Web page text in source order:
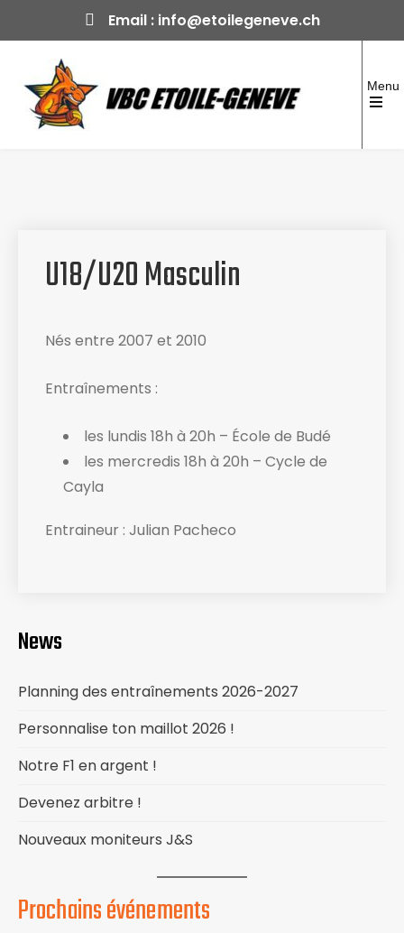
to
content
Email : info@etoilegeneve.ch
Menu
U18/U20 Masculin
Nés entre 2007 et 2010
Entraînements :
les lundis 18h à 20h – École de Budé
les mercredis 18h à 20h – Cycle de
Cayla
Entraineur : Julian Pacheco
News
Planning des entraînements 2026-2027
Personnalise ton maillot 2026 !
Notre F1 en argent !
Devenez arbitre !
Nouveaux moniteurs J&S
Prochains événements